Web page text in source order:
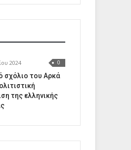
2024 0
σχόλιο του Αρκά
της ελληνικής